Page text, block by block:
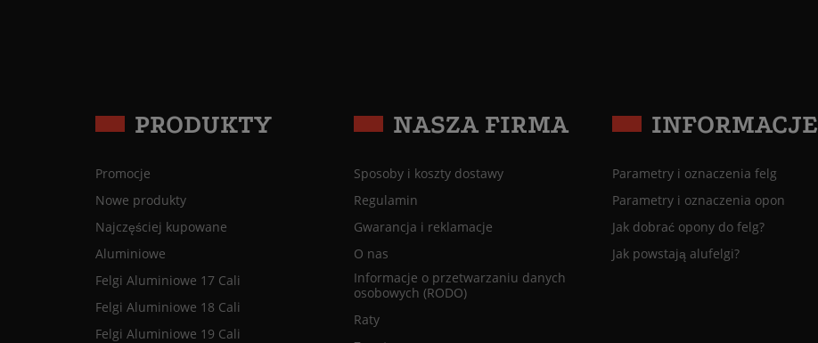
PRODUKTY
Promocje
Nowe produkty
Najczęściej kupowane
Aluminiowe
Felgi Aluminiowe 17 Cali
Felgi Aluminiowe 18 Cali
Felgi Aluminiowe 19 Cali
NASZA FIRMA
Sposoby i koszty dostawy
Regulamin
Gwarancja i reklamacje
O nas
Informacje o przetwarzaniu danych
osobowych (RODO)
Raty
INFORMACJE
Parametry i oznaczenia felg
Parametry i oznaczenia opon
Jak dobrać opony do felg?
Jak powstają alufelgi?